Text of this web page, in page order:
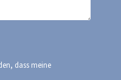
dass meine